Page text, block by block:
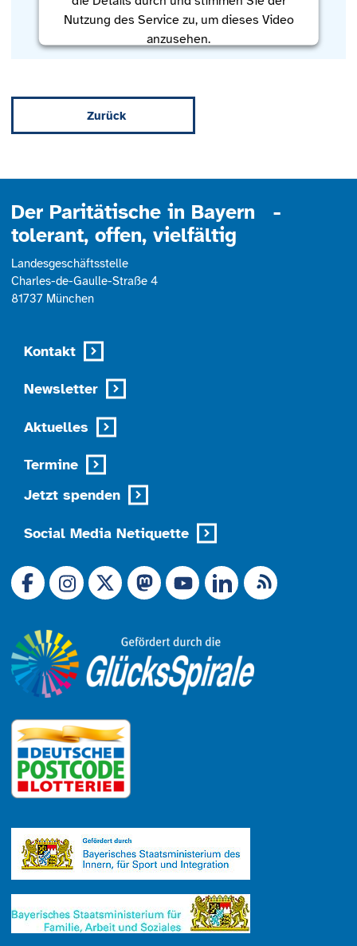
Nutzung des Service zu, um dieses Video
anzusehen.
Management Platform
Zurück
Der Paritätische in Bayern -
tolerant, offen, vielfältig
Landesgeschäftsstelle
Charles-de-Gaulle-Straße 4
81737 München
Kontakt
Newsletter
Aktuelles
Termine
Jetzt spenden
Social Media Netiquette
Link zu X (Ex-Twitter)
RSS-Feed